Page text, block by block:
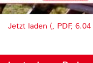
Jetzt laden (, PDF,